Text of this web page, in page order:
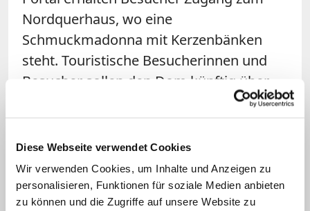
Diese Webseite verwendet Cookies
Wir verwenden Cookies, um Inhalte und Anzeigen zu
personalisieren, Funktionen für soziale Medien anbieten
zu können und die Zugriffe auf unsere Website zu
Nordquerhaus, wo eine
Schmuckmadonna mit Kerzenbänken
steht. Touristische Besucherinnen und
Besucher sollen den Dom künftig über
das Westportal betreten. Hier müssen sie
Juni auf der Internetseite des Kölner
Doms kaufen können.
Eintrittsgelder im Ausland